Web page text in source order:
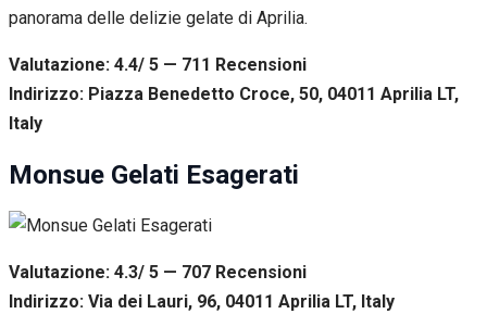
panorama delle delizie gelate di Aprilia.
Valutazione: 4.4/ 5 — 711 Recensioni
Indirizzo: Piazza Benedetto Croce, 50, 04011 Aprilia LT,
Italy
Monsue Gelati Esagerati
Valutazione: 4.3/ 5 — 707 Recensioni
Indirizzo: Via dei Lauri, 96, 04011 Aprilia LT, Italy